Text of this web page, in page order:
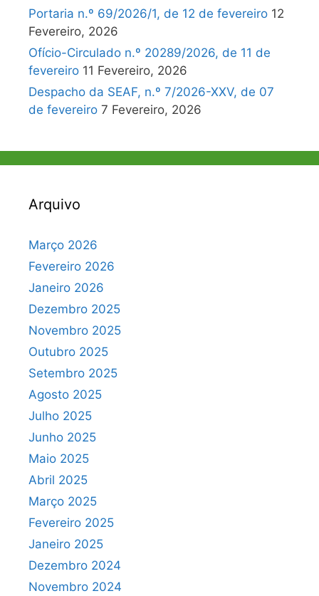
Portaria n.º 69/2026/1, de 12 de fevereiro 12
Fevereiro, 2026
Ofício-Circulado n.º 20289/2026, de 11 de
fevereiro 11 Fevereiro, 2026
Despacho da SEAF, n.º 7/2026-XXV, de 07
de fevereiro 7 Fevereiro, 2026
Arquivo
Março 2026
Fevereiro 2026
Janeiro 2026
Dezembro 2025
Novembro 2025
Outubro 2025
Setembro 2025
Agosto 2025
Julho 2025
Junho 2025
Maio 2025
Abril 2025
Março 2025
Fevereiro 2025
Janeiro 2025
Dezembro 2024
Novembro 2024